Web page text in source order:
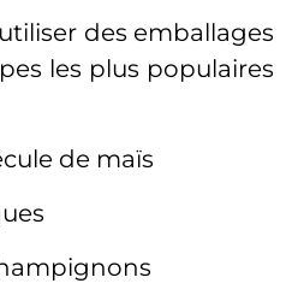
des emballages
les plus populaires
de maïs